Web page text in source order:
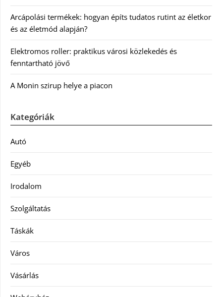
Arcápolási termékek: hogyan építs tudatos rutint az életkor
és az életmód alapján?
Elektromos roller: praktikus városi közlekedés és
fenntartható jövő
A Monin szirup helye a piacon
Kategóriák
Autó
Egyéb
Irodalom
Szolgáltatás
Táskák
Város
Vásárlás